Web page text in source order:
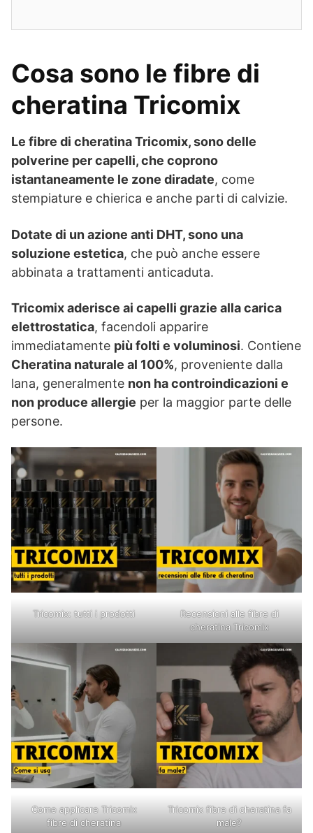
Cosa sono le fibre di
cheratina Tricomix
Le fibre di cheratina Tricomix, sono delle
polverine per capelli, che coprono
istantaneamente le zone diradate, come
stempiature e chierica e anche parti di calvizie.
Dotate di un azione anti DHT, sono una
soluzione estetica, che può anche essere
abbinata a trattamenti anticaduta.
Tricomix aderisce ai capelli grazie alla carica
elettrostatica, facendoli apparire
immediatamente più folti e voluminosi. Contiene
Cheratina naturale al 100%, proveniente dalla
lana, generalmente non ha controindicazioni e
non produce allergie per la maggior parte delle
persone.
Tricomix: tutti i prodotti
Recensioni alle fibre di
cheratina Tricomix
Come applicare Tricomix
fibre di cheratina
Tricomix fibre di cheratina fa
male?